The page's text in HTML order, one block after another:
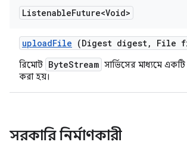
ListenableFuture<Void>
uploadFile (Digest digest, File
রিমোট ByteStream সার্ভিসের মাধ্যমে
করা হয়।
সরকারি নির্মাণকারী